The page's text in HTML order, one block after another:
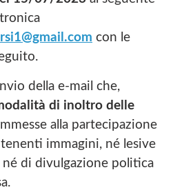
con le
della e-mail che,
di inoltro delle
alla partecipazione
immagini, né lesive
né di divulgazione politica